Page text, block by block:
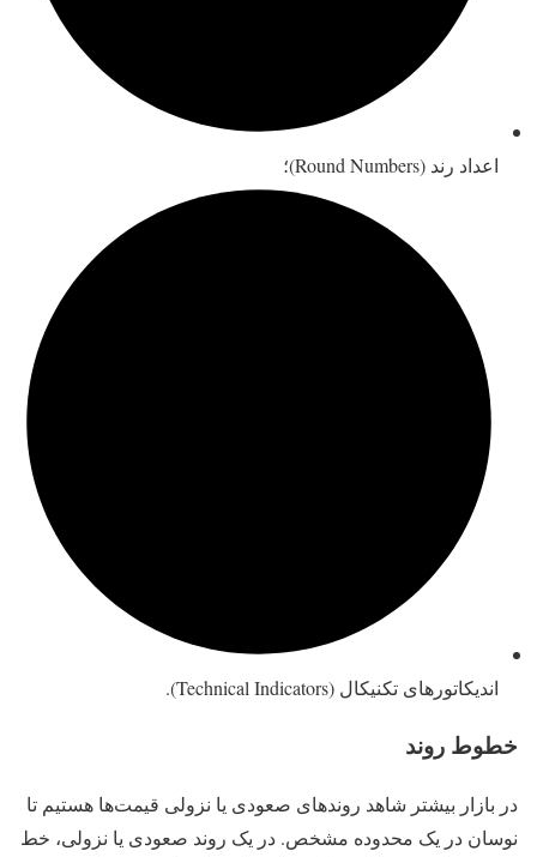
اعداد رند (Round Numbers)؛
اندیکاتورهای تکنیکال (Technical Indicators).
خطوط روند
در بازار بیشتر شاهد روندهای صعودی یا نزولی قیمت‌ها هستیم تا
نوسان در یک محدوده مشخص. در یک روند صعودی یا نزولی، خط